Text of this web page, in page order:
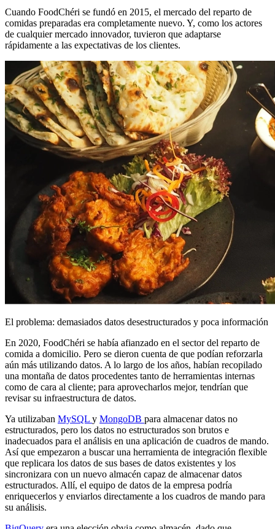
Cuando FoodChéri se fundó en 2015, el mercado del reparto de
comidas preparadas era completamente nuevo. Y, como los actores
de cualquier mercado innovador, tuvieron que adaptarse
rápidamente a las expectativas de los clientes.
El problema: demasiados datos desestructurados y poca información
En 2020, FoodChéri se había afianzado en el sector del reparto de
comida a domicilio. Pero se dieron cuenta de que podían reforzarla
aún más utilizando datos. A lo largo de los años, habían recopilado
una montaña de datos procedentes tanto de herramientas internas
como de cara al cliente; para aprovecharlos mejor, tendrían que
revisar su infraestructura de datos.
Ya utilizaban MySQL y MongoDB para almacenar datos no
estructurados, pero los datos no estructurados son brutos e
inadecuados para el análisis en una aplicación de cuadros de mando.
Así que empezaron a buscar una herramienta de integración flexible
que replicara los datos de sus bases de datos existentes y los
sincronizara con un nuevo almacén capaz de almacenar datos
estructurados. Allí, el equipo de datos de la empresa podría
enriquecerlos y enviarlos directamente a los cuadros de mando para
su análisis.